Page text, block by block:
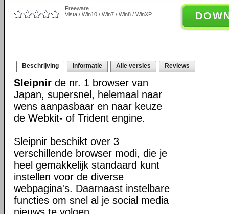
Freeware
Vista / Win10 / Win7 / Win8 / WinXP
Beschrijving Informatie Alle versies Reviews
Sleipnir de nr. 1 browser van
Japan, supersnel, helemaal naar
wens aanpasbaar en naar keuze
de Webkit- of Trident engine.
Sleipnir beschikt over 3
verschillende browser modi, die je
heel gemakkelijk standaard kunt
instellen voor de diverse
webpagina's. Daarnaast instelbare
functies om snel al je social media